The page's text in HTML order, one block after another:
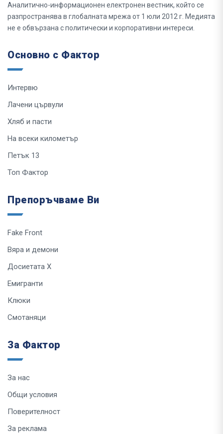
Аналитично-информационен електронен вестник, който се
разпространява в глобалната мрежа от 1 юли 2012 г. Медията
не е обвързана с политически и корпоративни интереси.
Основно с Фактор
Интервю
Лачени цървули
Хляб и пасти
На всеки километър
Петък 13
Топ Фактор
Препоръчваме Ви
Fake Front
Вяра и демони
Досиетата Х
Емигранти
Клюки
Смотаняци
За Фактор
За нас
Общи условия
Поверителност
За реклама